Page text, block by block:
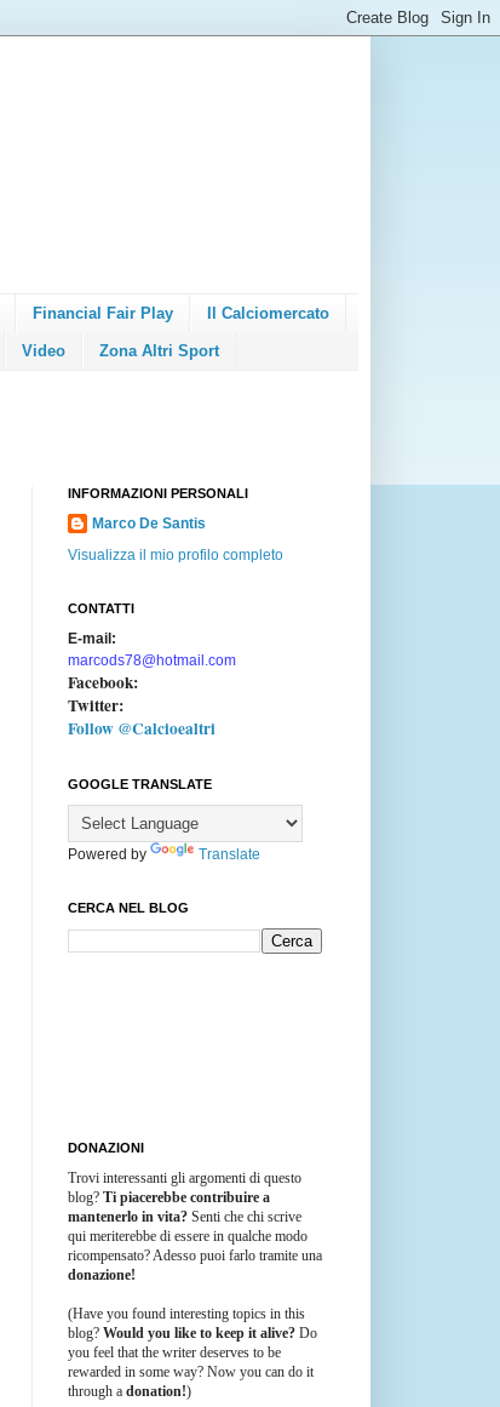
Financial Fair Play Il Calciomercato
Video Zona Altri Sport
INFORMAZIONI PERSONALI
Marco De Santis
Visualizza il mio profilo completo
CONTATTI
E-mail:
marcods78@hotmail.com
Facebook:
Twitter:
Follow @Calcioealtri
GOOGLE TRANSLATE
Powered by Translate
CERCA NEL BLOG
DONAZIONI
Trovi interessanti gli argomenti di questo
blog? Ti piacerebbe contribuire a
mantenerlo in vita? Senti che chi scrive
qui meriterebbe di essere in qualche modo
ricompensato? Adesso puoi farlo tramite una
donazione!
(Have you found interesting topics in this
blog? Would you like to keep it alive? Do
you feel that the writer deserves to be
rewarded in some way? Now you can do it
through a donation!)